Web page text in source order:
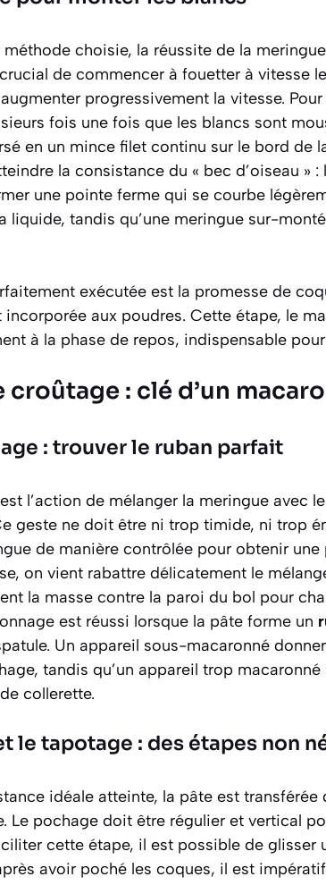
choisie, la réussite de la
de commencer à fouetter à vitesse
progressivement la vitesse.
fois une fois que les blancs sont
en un mince filet continu sur le bord de
la consistance du « bec d’oiseau » :
une pointe ferme qui se courbe
liquide, tandis qu’une meringue sur-
exécutée est la promesse de
aux poudres. Cette étape, le
à la phase de repos, indispensable
croûtage : clé d’un
: trouver le ruban parfait
l’action de mélanger la meringue avec
geste ne doit être ni trop timide, ni trop
de manière contrôlée pour obtenir
on vient rabattre délicatement le
la masse contre la paroi du bol pour
est réussi lorsque la pâte forme un
Un appareil sous-macaronné
tandis qu’un appareil trop macaronné
collerette.
le tapotage : des étapes non
idéale atteinte, la pâte est
Le pochage doit être régulier et vertical
cette étape, il est possible de glisser
avoir poché les coques, il est